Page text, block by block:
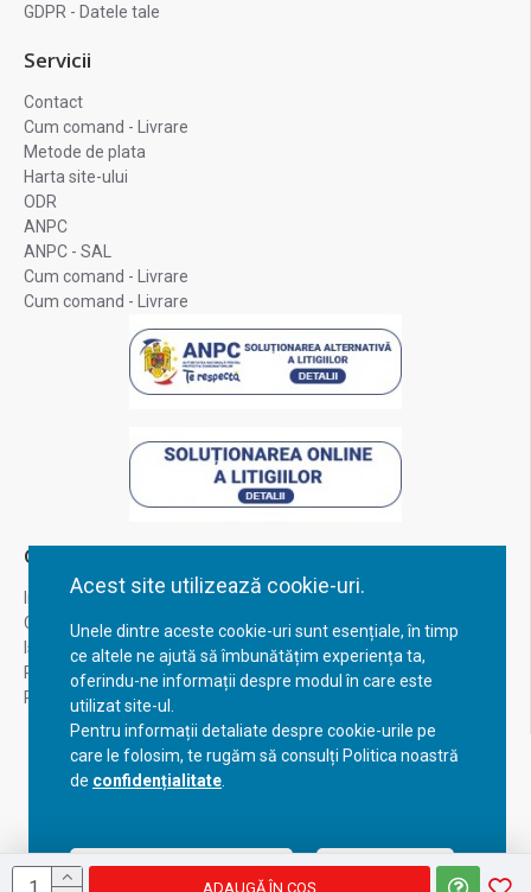
Acest site utilizează cookie-uri.
Unele dintre aceste cookie-uri sunt esențiale, în timp
ce altele ne ajută să îmbunătățim experiența ta,
oferindu-ne informații despre modul în care este
utilizat site-ul.
Pentru informații detaliate despre cookie-urile pe
care le folosim, te rugăm să consulți Politica noastră
de confidențialitate
Acceptă setările curente Configurează
ADAUGĂ ÎN COŞ
GDPR - Datele tale
Servicii
Contact
Cum comand - Livrare
Metode de plata
Harta site-ului
ODR
ANPC
ANPC - SAL
Cum comand - Livrare
Cum comand - Livrare
Contul Meu
Inregistrare
Contul meu
Istoric comenzi
Recuperare parola
Returnare produs